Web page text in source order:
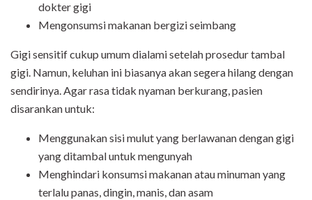
dokter gigi
Mengonsumsi makanan bergizi seimbang
Gigi sensitif cukup umum dialami setelah prosedur tambal
gigi. Namun, keluhan ini biasanya akan segera hilang dengan
sendirinya. Agar rasa tidak nyaman berkurang, pasien
disarankan untuk:
Menggunakan sisi mulut yang berlawanan dengan gigi
yang ditambal untuk mengunyah
Menghindari konsumsi makanan atau minuman yang
terlalu panas, dingin, manis, dan asam